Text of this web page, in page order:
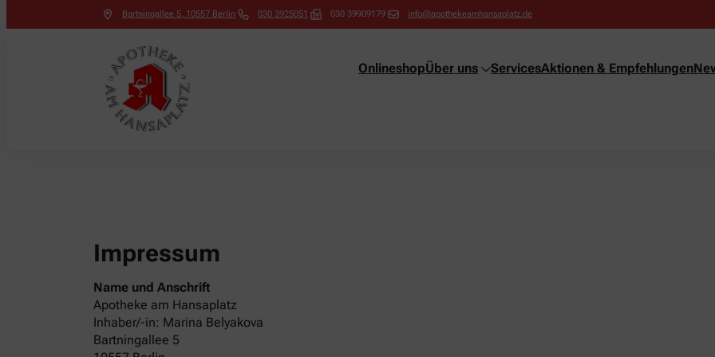
Bartningallee 5, 10557 Berlin 030 3925051 030 39909179 info@apothekeamhansaplatz.de
OnlineshopÜber uns ServicesAktionen & Empfehlungen
Impressum
Name und Anschrift
Apotheke am Hansaplatz
Inhaber/-in: Marina Belyakova
Bartningallee 5